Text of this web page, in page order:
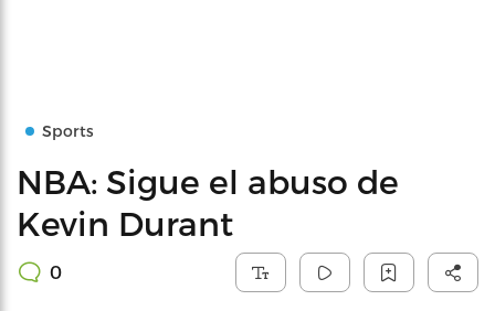
Sports
NBA: Sigue el abuso de
Kevin Durant
0